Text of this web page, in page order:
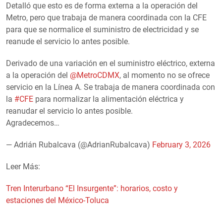
Detalló que esto es de forma externa a la operación del
Metro, pero que trabaja de manera coordinada con la CFE
para que se normalice el suministro de electricidad y se
reanude el servicio lo antes posible.
Derivado de una variación en el suministro eléctrico, externa
a la operación del @MetroCDMX, al momento no se ofrece
servicio en la Línea A. Se trabaja de manera coordinada con
la #CFE para normalizar la alimentación eléctrica y
reanudar el servicio lo antes posible.
Agradecemos…
— Adrián Rubalcava (@AdrianRubalcava) February 3, 2026
Leer Más:
Tren Interurbano “El Insurgente”: horarios, costo y
estaciones del México-Toluca